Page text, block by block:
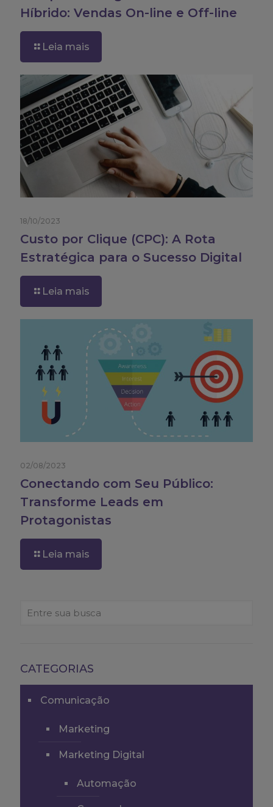
Híbrido: Vendas On-line e Off-line
Leia mais
18/10/2023
Custo por Clique (CPC): A Rota
Estratégica para o Sucesso Digital
Leia mais
02/08/2023
Conectando com Seu Público:
Transforme Leads em
Protagonistas
Leia mais
CATEGORIAS
Comunicação
Marketing
Marketing Digital
Automação